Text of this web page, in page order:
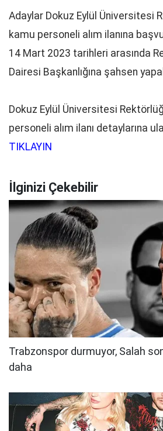
Adaylar Dokuz Eylül Üniversitesi
kamu personeli alım ilanına
14 Mart 2023 tarihleri arasında
Dairesi Başkanlığına şahsen
Dokuz Eylül Üniversitesi
personeli alım ilanı detaylarına
TIKLAYIN